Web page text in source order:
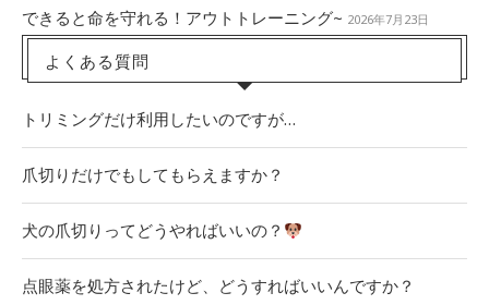
できると命を守れる！アウトトレーニング~ 2026年7月23日
よくある質問
トリミングだけ利用したいのですが…
爪切りだけでもしてもらえますか？
犬の爪切りってどうやればいいの？
点眼薬を処方されたけど、どうすればいいんですか？